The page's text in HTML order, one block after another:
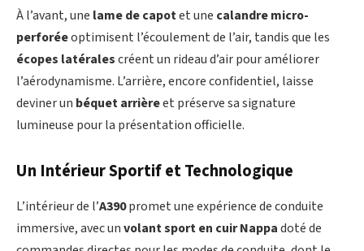
À l’avant, une lame de capotet une calandre micro-
perforéeoptimisent l’écoulement de l’air, tandis que les
écopes latéralescréent un rideau d’air pour améliorer
l’aérodynamisme. L’arrière, encore confidentiel, laisse
deviner un béquet arrièreet préserve sa signature
lumineuse pour la présentation officielle.
Un Intérieur Sportif et Technologique
L’intérieur de l’A390promet une expérience de conduite
immersive, avec unvolant sport en cuir Nappadoté de